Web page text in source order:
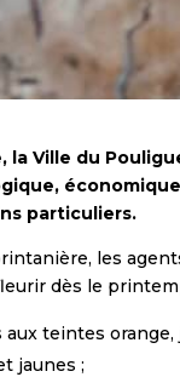
la Ville du
particuliers.
les
dès le
teintes
jaunes ;